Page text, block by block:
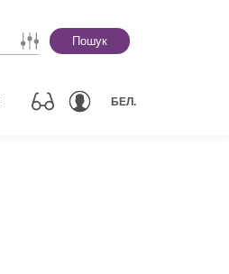
Пошук
БЕЛ.